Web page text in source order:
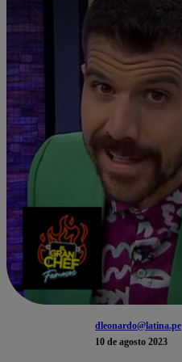
dleonardo@latina.pe
10 de agosto 2023